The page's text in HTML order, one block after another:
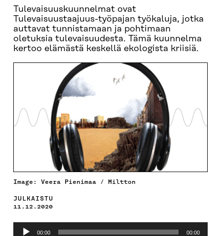
Tulevaisuuskuunnelmat ovat
Tulevaisuustaajuus-työpajan työkaluja, jotka
auttavat tunnistamaan ja pohtimaan
oletuksia tulevaisuudesta. Tämä kuunnelma
kertoo elämästä keskellä ekologista kriisiä.
Image: Veera Pienimaa / Miltton
JULKAISTU
11.12.2020
Äänitoistin00:00 00:00